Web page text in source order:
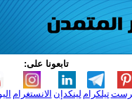
تابعونا على:
الانستغرام لينكدإن تيلكرام